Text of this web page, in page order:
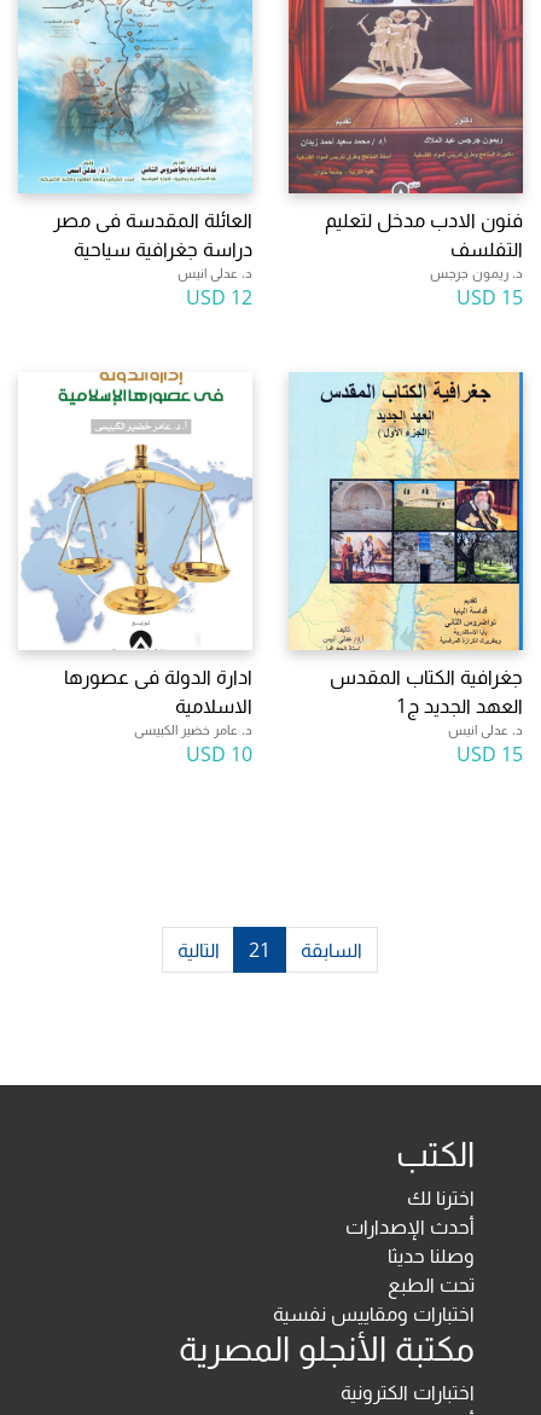
فنون الادب مدخل لتعليم
التفلسف
د. ريمون جرجس
15 USD
العائلة المقدسة فى مصر
دراسة جغرافية سياحية
د. عدلى انيس
12 USD
جغرافية الكتاب المقدس
العهد الجديد ج1
د. عدلى انيس
15 USD
ادارة الدولة فى عصورها
الاسلامية
د. عامر خضير الكبيسى
10 USD
السابقة 21 التالية
الكتب
اخترنا لك
أحدث الإصدارات
وصلنا حديثا
تحت الطبع
اختبارات ومقاييس نفسية
مكتبة الأنجلو المصرية
اختبارات الكترونية